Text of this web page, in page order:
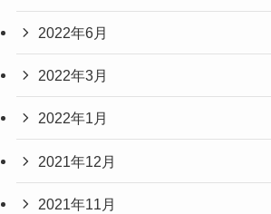
2022年6月
2022年3月
2022年1月
2021年12月
2021年11月